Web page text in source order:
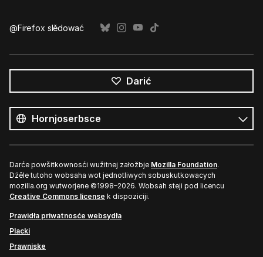
@Firefox slědować
Darić
rěče
Rěč
Darće powšitkownosći wužitnej załožbje Mozilla Foundation.
Dźěle tutoho wobsaha wot jednotliwych sobuskutkowacych
mozilla.org wutworjene ©1998–2026. Wobsah steji pod licencu
Creative Commons license k dispoziciji.
Prawidła priwatnosće websydła
Placki
Prawniske